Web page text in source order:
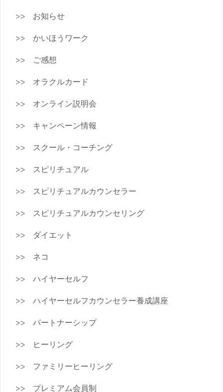
お知らせ
かいほうワーク
ご感想
オラクルカード
オンライン説明会
キャンペーン情報
スクール・コーチング
スピリチュアル
スピリチュアルカウンセラー
スピリチュアルカウンセリング
ダイエット
ネコ
ハイヤーセルフ
ハイヤーセルフカウンセラー養成講座
パートナーシップ
ヒーリング
ファミリーヒーリング
プレミアム会員制